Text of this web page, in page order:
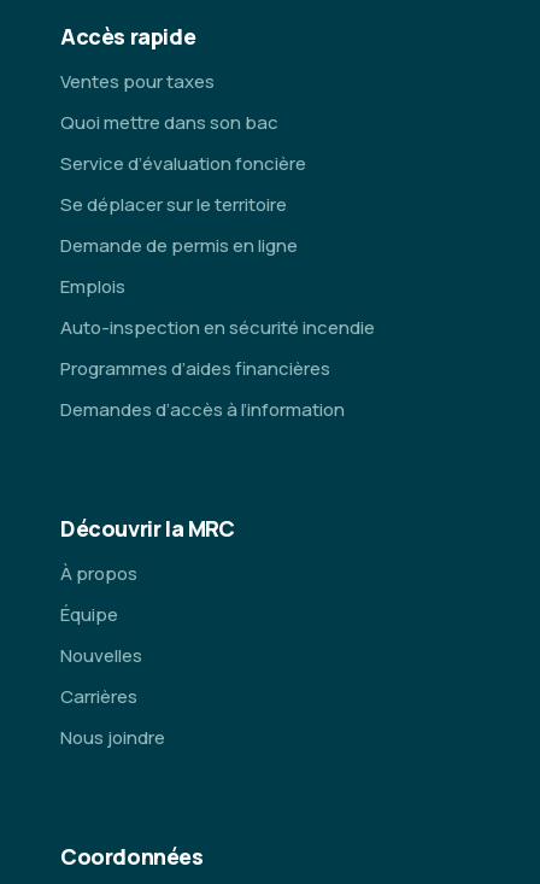
Accès rapide
Ventes pour taxes
Quoi mettre dans son bac
Service d’évaluation foncière
Se déplacer sur le territoire
Demande de permis en ligne
Emplois
Auto-inspection en sécurité incendie
Programmes d’aides financières
Demandes d’accès à l’information
Découvrir la MRC
À propos
Équipe
Nouvelles
Carrières
Nous joindre
Coordonnées